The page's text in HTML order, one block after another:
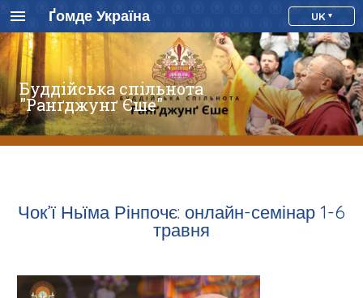
Ґомде Україна UK
Буддійська спільнота
"Ранґджунґ Єше"
Чок’ї Ньїма Рінпочє: онлайн-семінар 1-6
травня